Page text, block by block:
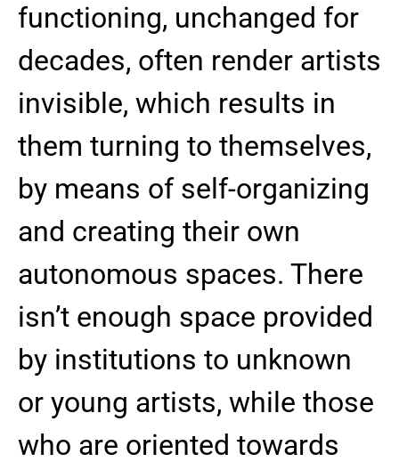
functioning, unchanged for
decades, often render artists
invisible, which results in
them turning to themselves,
by means of self-organizing
and creating their own
autonomous spaces. There
isn’t enough space provided
by institutions to unknown
or young artists, while those
who are oriented towards